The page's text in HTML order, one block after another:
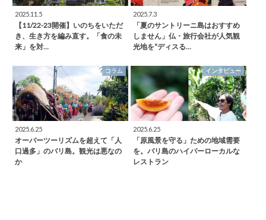
2025.11.5
【11/22-23開催】いのちをいただ
き、生き方を編み直す。「食の未
来」を対…
2025.7.3
「夏のサントリーニ島はおすすめ
しません」仏・旅行会社が人気観
光地を“ディスる…
コラム
2025.6.25
オーバーツーリズムを超えて「人
口過多」のバリ島。観光は悪なの
か
インタビュー
2025.6.25
「原風景を守る」ための地域需要
を。バリ島のハイパーローカルな
レストラン